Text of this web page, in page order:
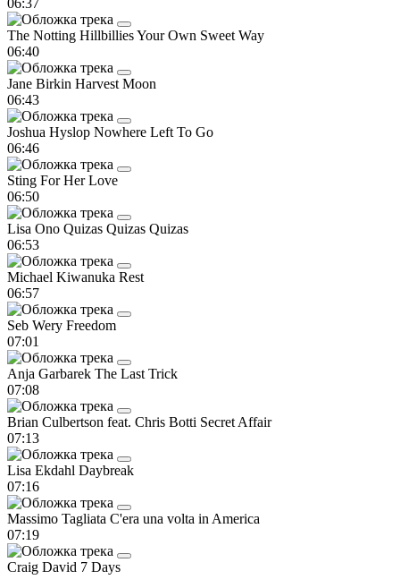
The Notting HillbilliesYour Own Sweet Way
06:40
Jane Birkin Harvest Moon
06:43
Joshua Hyslop Nowhere Left To Go
06:46
Sting For Her Love
06:50
Lisa Ono Quizas Quizas Quizas
06:53
Michael Kiwanuka Rest
06:57
Seb Wery Freedom
07:01
Anja Garbarek The Last Trick
07:08
Brian Culbertson feat. Chris Botti Secret Affair
07:13
Lisa Ekdahl Daybreak
07:16
Massimo Tagliata C'era una volta in America
07:19
Craig David 7 Days